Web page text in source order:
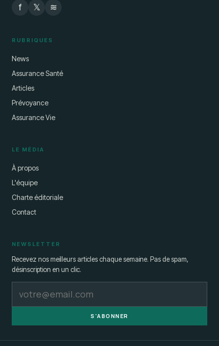
f 𝕏 ≋
RUBRIQUES
News
Assurance Santé
Articles
Prévoyance
Assurance Vie
LE MÉDIA
À propos
L'équipe
Charte éditoriale
Contact
NEWSLETTER
Recevez nos meilleurs articles chaque semaine. Pas de spam,
désinscription en un clic.
S'ABONNER